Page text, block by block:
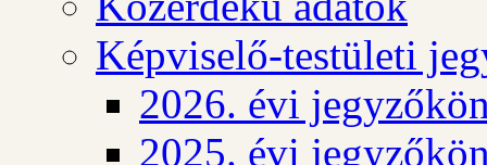
Képviselő-testületi
2026. évi
2025. évi